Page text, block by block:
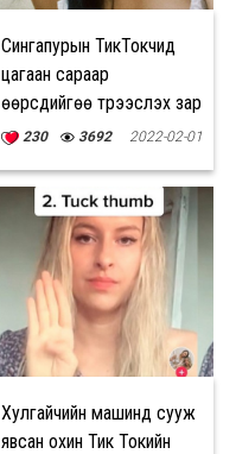
Сингапурын ТикТокчид
цагаан сараар
өөрсдийгөө түрээслэх зар
тавьжээ
230 3692 2022-02-01
Хулгайчийн машинд сууж
явсан охин Тик Токийн